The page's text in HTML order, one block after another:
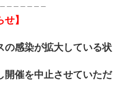
】
の感染が拡大している状
開催を中止させていただ